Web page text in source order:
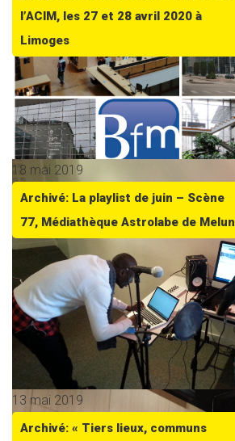
l’ACIM, les 27 et 28 avril 2020 à
Limoges
18 mai 2019
Archivé: La playlist de juin – Scène
77, Médiathèque Astrolabe de Melun
13 mai 2019
Archivé: « Tiers lieux, communs